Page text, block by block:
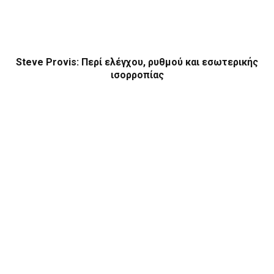
Steve Provis: Περί ελέγχου, ρυθμού και εσωτερικής
ισορροπίας